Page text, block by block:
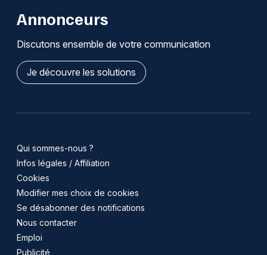
Annonceurs
Discutons ensemble de votre communication
Je découvre les solutions
Qui sommes-nous ?
Infos légales / Affiliation
Cookies
Modifier mes choix de cookies
Se désabonner des notifications
Nous contacter
Emploi
Publicité